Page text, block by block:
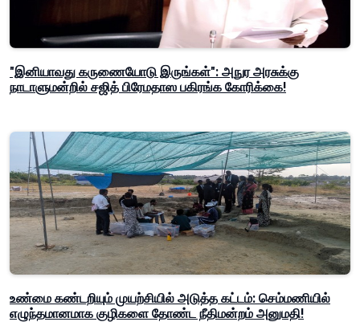
"இனியாவது கருணையோடு இருங்கள்": அநுர அரசுக்கு
நாடாளுமன்றில் சஜித் பிரேமதாஸ பகிரங்க கோரிக்கை!
உண்மை கண்டறியும் முயற்சியில் அடுத்த கட்டம்: செம்மணியில்
எழுந்தமானமாக குழிகளை தோண்ட நீதிமன்றம் அனுமதி!